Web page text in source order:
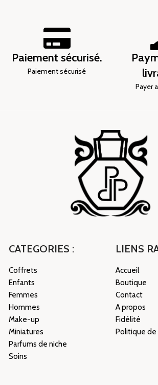
Paiement sécurisé.
Paiement sécurisé
Payer
CATEGORIES :
Coffrets
Enfants
Femmes
Hommes
Make-up
Miniatures
Parfums de niche
Soins
LIENS
Accueil
Boutique
Contact
A propos
Fidélité
Politique